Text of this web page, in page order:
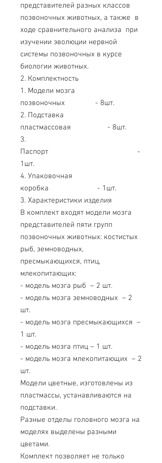
представителей разных классов
позвоночных животных, а также в
ходе сравнительного анализа при
изучении эволюции нервной
системы позвоночных в курсе
биологии животных.
2. Комплектность
1. Модели мозга
позвоночных - 8шт.
2. Подставка
пластмассовая - 8шт.
3.
Паспорт -
1шт.
4. Упаковочная
коробка - 1шт.
3. Характеристики изделия
В комплект входят модели мозга
представителей пяти групп
позвоночных животных: костистых
рыб, земноводных,
пресмыкающихся, птиц,
млекопитающих:
- модель мозга рыб – 2 шт.
- модель мозга земноводных – 2
шт.
- модель мозга пресмыкающихся –
1 шт.
- модель мозга птиц – 1 шт.
- модель мозга млекопитающих – 2
шт.
Модели цветные, изготовлены из
пластмассы, устанавливаются на
подставки.
Разные отделы головного мозга на
моделях выделены разными
цветами.
Комплект позволяет не только